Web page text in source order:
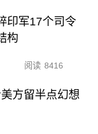
印军17个司令
构
阅读 8416
方留半点幻想